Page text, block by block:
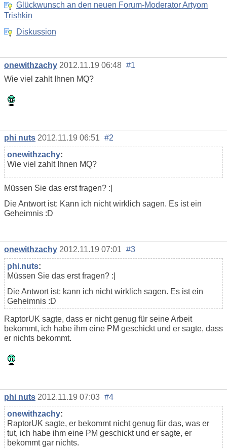
Glückwunsch an den neuen Forum-Moderator Artyom
Trishkin
Diskussion
onewithzachy 2012.11.19 06:48 #1
Wie viel zahlt Ihnen MQ?
phi nuts 2012.11.19 06:51 #2
onewithzachy:
Wie viel zahlt Ihnen MQ?
Müssen Sie das erst fragen? :|
Die Antwort ist: Kann ich nicht wirklich sagen. Es ist ein
Geheimnis :D
onewithzachy 2012.11.19 07:01 #3
phi.nuts:
Müssen Sie das erst fragen? :|
Die Antwort ist: kann ich nicht wirklich sagen. Es ist ein
Geheimnis :D
RaptorUK sagte, dass er nicht genug für seine Arbeit
bekommt, ich habe ihm eine PM geschickt und er sagte, dass
er nichts bekommt.
phi nuts 2012.11.19 07:03 #4
onewithzachy:
RaptorUK sagte, er bekommt nicht genug für das, was er
tut, ich habe ihm eine PM geschickt und er sagte, er
bekommt gar nichts.